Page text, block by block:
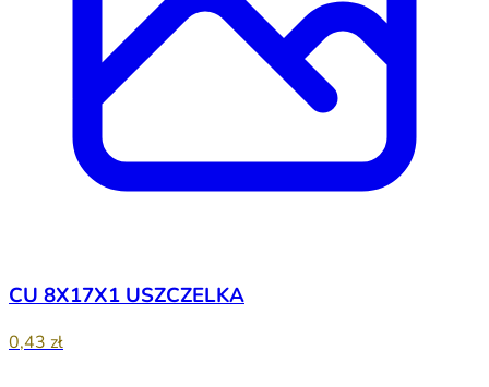
CU 8X17X1 USZCZELKA
0,43 zł